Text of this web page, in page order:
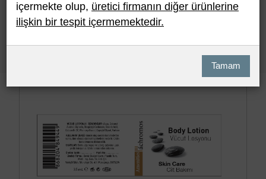
Son 10 Bildirim En Çok İncelenen
içermekte olup, üretici firmanın diğer ürünlerine
ilişkin bir tespit içermemektedir.
Tamam